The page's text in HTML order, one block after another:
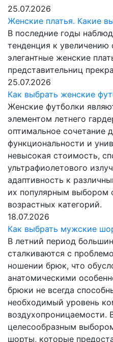
25.07.2026
Женские платья. Какие
В последние годы
тенденция к увеличению
элегантные женские
представительниц
25.07.2026
Как выбрать женские
Женские футболки
элементом летнего
оптимальное сочетание
функциональности и
невысокая стоимость,
ультрафиолетового
адаптивность к
их популярным выбором
возрастных категорий.
18.07.2026
Как выбрать мужские
В летний период
сталкиваются с
ношении брюк, что
анатомическими
брюки не всегда способны
необходимый уровень
воздухопроницаемости. В
целесообразным выбором
шорты, которые